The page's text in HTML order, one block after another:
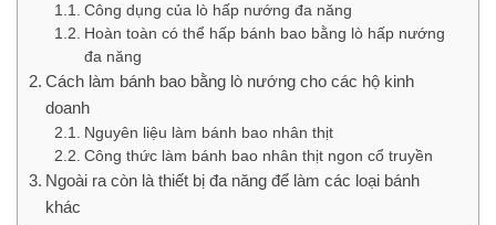
Công dụng của lò hấp nướng đa năng
Hoàn toàn có thể hấp bánh bao bằng lò hấp nướng
đa năng
Cách làm bánh bao bằng lò nướng cho các hộ kinh
doanh
Nguyên liệu làm bánh bao nhân thịt
Công thức làm bánh bao nhân thịt ngon cổ truyền
Ngoài ra còn là thiết bị đa năng để làm các loại bánh
khác